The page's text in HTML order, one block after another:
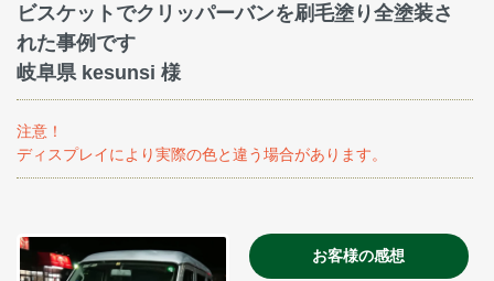
ビスケットでクリッパーバンを刷毛塗り全塗装さ
れた事例です
岐阜県 kesunsi 様
注意！
ディスプレイにより実際の色と違う場合があります。
お客様の感想